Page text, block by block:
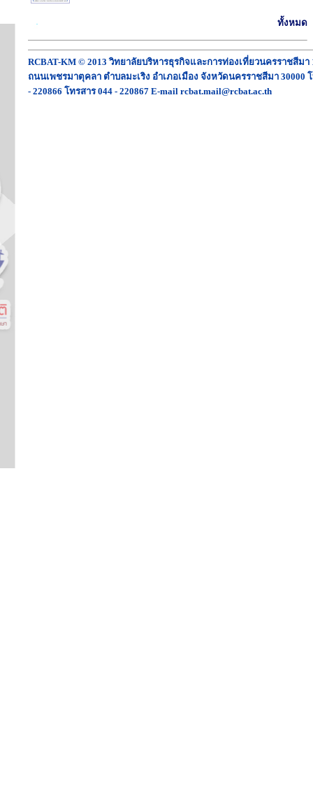
ทั้งหมด
RCBAT-KM © 2013 วิทยาลัยบริหารธุรกิจและการท่องเที่ยวนครราชสีมา
ถนนเพชรมาตุคลา ตำบลมะเริง อำเภอเมือง จังหวัดนครราชสีมา 30000
- 220866 โทรสาร 044 - 220867 E-mail rcbat.mail@rcbat.ac.th